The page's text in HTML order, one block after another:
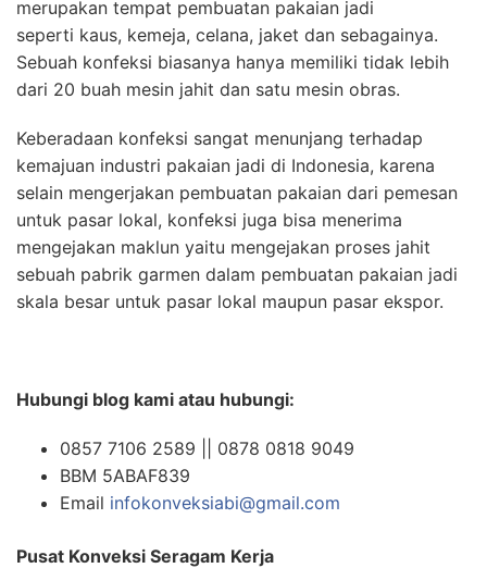
merupakan tempat pembuatan pakaian jadi
seperti kaus, kemeja, celana, jaket dan sebagainya.
Sebuah konfeksi biasanya hanya memiliki tidak lebih
dari 20 buah mesin jahit dan satu mesin obras.
Keberadaan konfeksi sangat menunjang terhadap
kemajuan industri pakaian jadi di Indonesia, karena
selain mengerjakan pembuatan pakaian dari pemesan
untuk pasar lokal, konfeksi juga bisa menerima
mengejakan maklun yaitu mengejakan proses jahit
sebuah pabrik garmen dalam pembuatan pakaian jadi
skala besar untuk pasar lokal maupun pasar ekspor.
Hubungi blog kami atau hubungi:
0857 7106 2589 || 0878 0818 9049
BBM 5ABAF839
Email infokonveksiabi@gmail.com
Pusat Konveksi Seragam Kerja